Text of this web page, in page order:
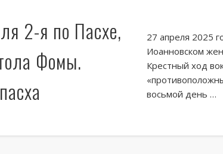
2-я по Пасхе,
Фомы.
27 апреля 2025
Иоанновском
Крестный ход
восьмой день …